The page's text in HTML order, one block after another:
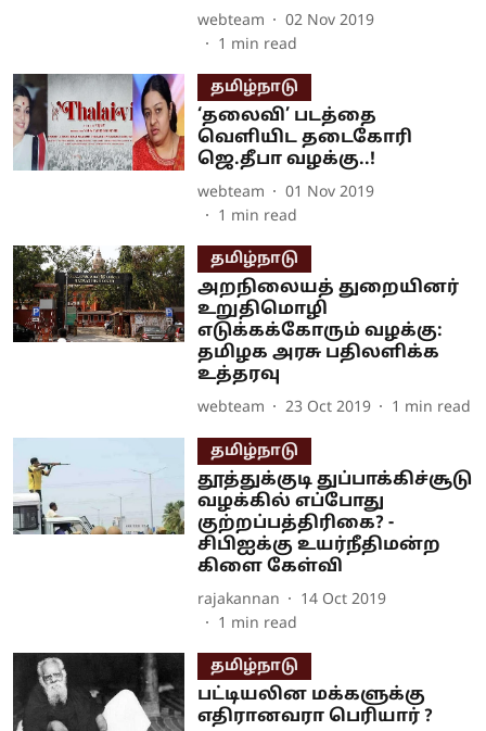
webteam
02 Nov 2019
1 min read
தமிழ்நாடு
‘தலைவி’ படத்தை
வெளியிட தடைகோரி
ஜெ.தீபா வழக்கு..!
webteam
01 Nov 2019
1 min read
தமிழ்நாடு
அறநிலையத் துறையினர்
உறுதிமொழி
எடுக்கக்கோரும் வழக்கு:
தமிழக அரசு பதிலளிக்க
உத்தரவு
webteam 23 Oct 2019 1 min read
தமிழ்நாடு
தூத்துக்குடி துப்பாக்கிச்சூடு
வழக்கில் எப்போது
குற்றப்பத்திரிகை? -
சிபிஐக்கு உயர்நீதிமன்ற
கிளை கேள்வி
rajakannan
14 Oct 2019
1 min read
தமிழ்நாடு
பட்டியலின மக்களுக்கு
எதிரானவரா பெரியார் ?